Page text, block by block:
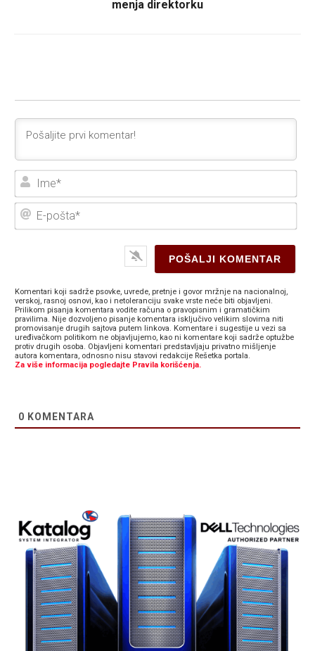
menja direktorku
E-
Komentari koji sadrže psovke, uvrede, pretnje i govor mržnje na nacionalnoj,
verskoj, rasnoj osnovi, kao i netoleranciju svake vrste neće biti objavljeni.
Prilikom pisanja komentara vodite računa o pravopisnim i gramatičkim
pravilima. Nije dozvoljeno pisanje komentara isključivo velikim slovima niti
promovisanje drugih sajtova putem linkova. Komentare i sugestije u vezi sa
uređivačkom politikom ne objavljujemo, kao ni komentare koji sadrže optužbe
protiv drugih osoba. Objavljeni komentari predstavljaju privatno mišljenje
autora komentara, odnosno nisu stavovi redakcije Rešetka portala.
Za više informacija pogledajte Pravila korišćenja.
0 KOMENTARA